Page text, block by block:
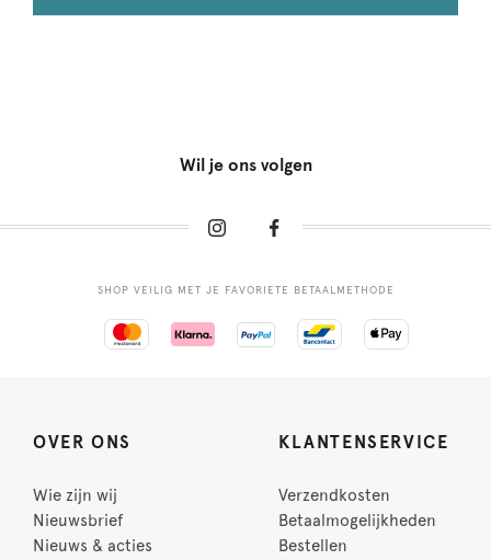
Wil je ons volgen
SHOP VEILIG MET JE FAVORIETE BETAALMETHODE
OVER ONS
Wie zijn wij
Nieuwsbrief
Nieuws & acties
KLANTENSERVICE
Verzendkosten
Betaalmogelijkheden
Bestellen